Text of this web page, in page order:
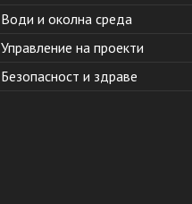
Води и околна среда
Управление на проекти
Безопасност и здраве